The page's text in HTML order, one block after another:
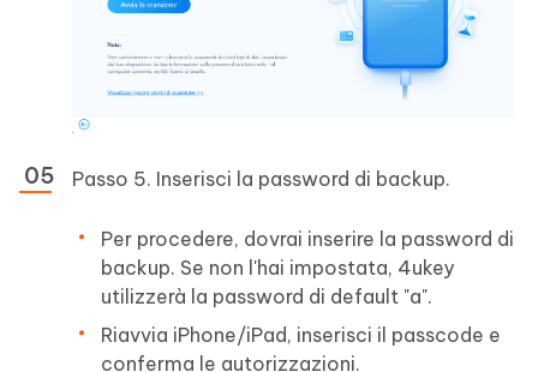
Passo 5. Inserisci la password di backup.
Per procedere, dovrai inserire la password di
backup. Se non l'hai impostata, 4ukey
utilizzerà la password di default "a".
Riavvia iPhone/iPad, inserisci il passcode e
conferma le autorizzazioni.